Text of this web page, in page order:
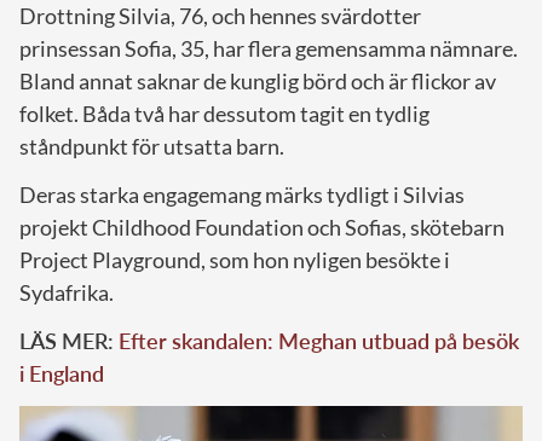
Drottning Silvia, 76, och hennes svärdotter
prinsessan Sofia, 35, har flera gemensamma nämnare.
Bland annat saknar de kunglig börd och är flickor av
folket. Båda två har dessutom tagit en tydlig
ståndpunkt för utsatta barn.
Deras starka engagemang märks tydligt i Silvias
projekt Childhood Foundation och Sofias, skötebarn
Project Playground, som hon nyligen besökte i
Sydafrika.
LÄS MER: Efter skandalen: Meghan utbuad på besök
i England